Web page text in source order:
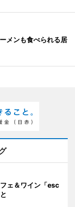
メンも食べられる居
ェ＆ワイン「esc